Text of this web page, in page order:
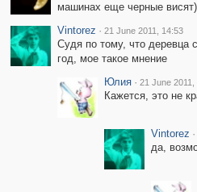
машинах еще черные
Vintorez · 21 June 2011, 14:53
Судя по тому, что деревца
год, мое такое мнение
Юлия · 21 June 2011,
Кажется, это не
Vintorez ·
да,